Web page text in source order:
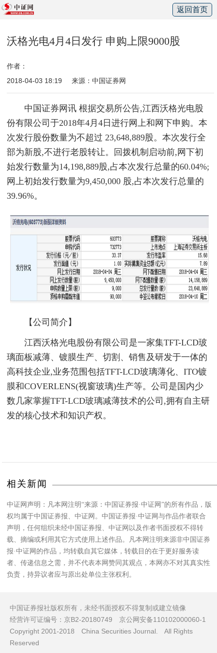
返回首页
沃格光电4月4日发行 申购上限9000股
作者：
2018-04-03 18:19
来源：中国证券网
中国证券网讯 根据交易所公告,江西沃格光电股
份有限公司于2018年4月4日进行网上和网下申购。本
次发行股份数量为不超过 23,648,889股。本次发行全
部为新股,不进行老股转让。回拨机制启动前,网下初
始发行数量为14,198,889股,占本次发行总量的60.04%;
网上初始发行数量为9,450,000 股,占本次发行总量的
39.96%。
【公司简介】
江西沃格光电股份有限公司是一家集TFT-LCD玻
璃面板减薄、镀膜生产、切割、销售及研发于一体的
高科技企业,业务范围包括TFT-LCD玻璃薄化、ITO镀
膜和COVERLENS(视窗玻璃)生产等。公司是国内少
数几家掌握TFT-LCD玻璃减薄技术的公司,拥有自主研
发的核心技术和知识产权。
相关新闻
中证网声明：凡本网注明“来源：中国证券报·中证网”的所有作品，版
权均属于中国证券报、中证网。中国证券报·中证网与作品作者联合
声明，任何组织未经中国证券报、中证网以及作者书面授权不得转
载、摘编或利用其它方式使用上述作品。凡本网注明来源非中国证券
报·中证网的作品，均转载自其它媒体，转载目的在于更好服务读
者、传递信息之需，并不代表本网赞同其观点，本网亦不对其真实性
负责，持异议者应与原出处单位主张权利。
中国证券报社版权所有，未经书面授权不得复制或建立镜像
经营许可证编号：京B2-20180749 京公网安备110102000060-1
Copyright 2001-2018 China Securities Journal. All Rights
Reserved